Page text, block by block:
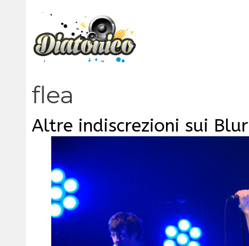
contenuto
flea
Altre indiscrezioni sui Blur